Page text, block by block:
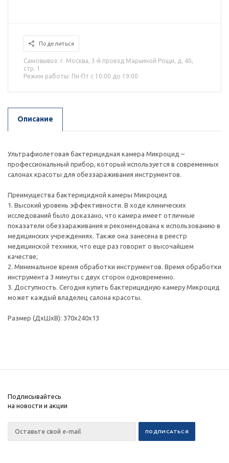
Поделиться
Самовывоз: г. Москва, 3-й проезд Марьиной Рощи, д. 40,
стр. 1
Режим работы: Пн-Пт с 10:00 до 19:00
Описание
Ультрафиолетовая бактерицидная камера Микроцид –
профессиональный прибор, который используется в современных
салонах красоты для обеззараживания инструментов.
Преимущества бактерицидной камеры Микроцид
1. Высокий уровень эффективности. В ходе клинических
исследований было доказано, что камера имеет отличные
показатели обеззараживания и рекомендована к использованию в
медицинских учреждениях. Также она занесена в реестр
медицинской техники, что еще раз говорит о высочайшем
качестве;
2. Минимальное время обработки инструментов. Время обработки
инструмента 3 минуты с двух сторон одновременно.
3. Доступность. Сегодня купить бактерицидную камеру Микроцид
может каждый владелец салона красоты.
Размер (ДхШхВ): 370х240х13
Подписывайтесь
на новости и акции